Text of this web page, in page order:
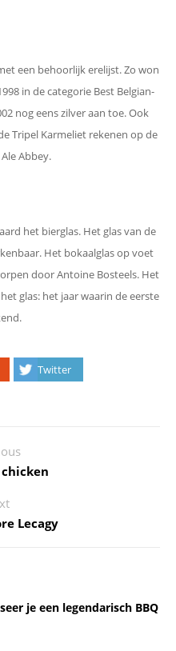
een behoorlijk erelijst. Zo won
in de categorie Best Belgian-
nog eens zilver aan toe. Ook
Tripel Karmeliet rekenen op de
Abbey.
het bierglas. Het glas van de
Het bokaalglas op voet
door Antoine Bosteels. Het
glas: het jaar waarin de eerste
Twitter
Lecagy
je een legendarisch BBQ